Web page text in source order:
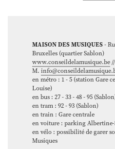
MAISON DES MUSIQUES-
Bruxelles (quartier Sablon)
www.conseildelamusique.be
M.
en métro : 1 - 5 (station Gare
Louise)
en bus : 27 - 33 - 48 - 95
en tram : 92 - 93 (Sablon)
en train : Gare centrale
en voiture : parking Albertine-
en vélo : possibilité de garer
Musiques